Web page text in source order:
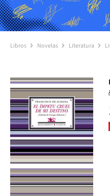
Libros Novelas Literatura